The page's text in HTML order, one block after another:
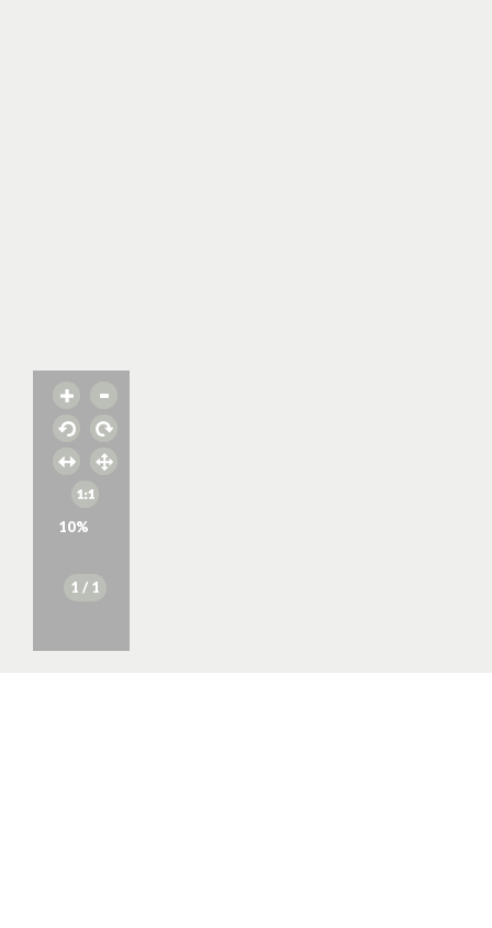
10%
1 / 1